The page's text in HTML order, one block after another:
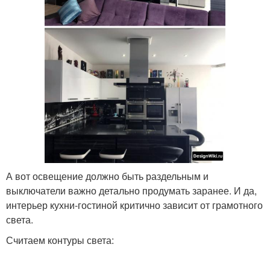
А вот освещение должно быть раздельным и
выключатели важно детально продумать заранее. И да,
интерьер кухни-гостиной критично зависит от грамотного
света.
Считаем контуры света: